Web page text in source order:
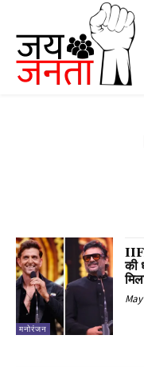
मनोरंजन
की